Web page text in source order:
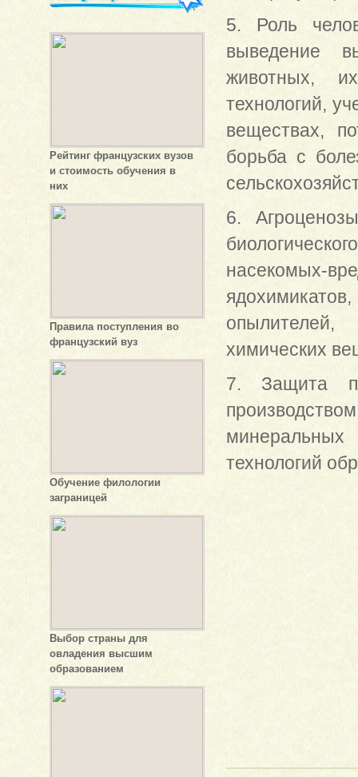
Рейтинг французских вузов
и стоимость обучения в
них
Правила поступления во
французский вуз
Обучение филологии
заграницей
Выбор страны для
овладения высшим
образованием
5. Роль
выведение
животных,
технологий,
веществах,
борьба с
6.
насекомых-
химических
7. Защита
технологий